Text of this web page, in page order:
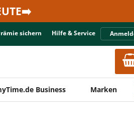
sichern Hilfe & Service
Business Marken